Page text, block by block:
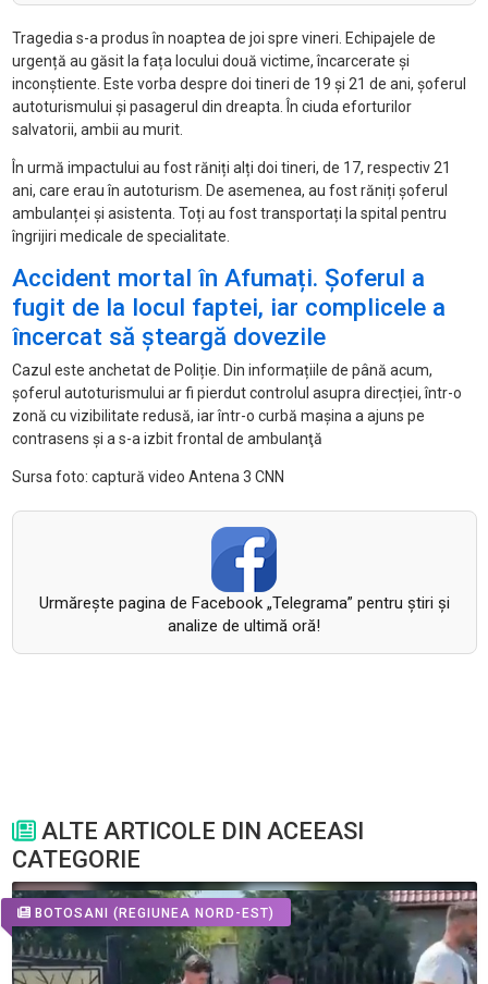
Tragedia s-a produs în noaptea de joi spre vineri. Echipajele de
urgență au găsit la fața locului două victime, încarcerate și
inconștiente. Este vorba despre doi tineri de 19 și 21 de ani, șoferul
autoturismului și pasagerul din dreapta. În ciuda eforturilor
salvatorii, ambii au murit.
În urmă impactului au fost răniți alți doi tineri, de 17, respectiv 21
ani, care erau în autoturism. De asemenea, au fost răniți șoferul
ambulanței și asistenta. Toți au fost transportați la spital pentru
îngrijiri medicale de specialitate.
Accident mortal în Afumați. Șoferul a
fugit de la locul faptei, iar complicele a
încercat să șteargă dovezile
Cazul este anchetat de Poliție. Din informațiile de până acum,
şoferul autoturismului ar fi pierdut controlul asupra direcției, într-o
zonă cu vizibilitate redusă, iar într-o curbă mașina a ajuns pe
contrasens şi a s-a izbit frontal de ambulanţă
Sursa foto: captură video Antena 3 CNN
Urmăreşte pagina de Facebook „Telegrama” pentru ştiri şi
analize de ultimă oră!
ALTE ARTICOLE DIN ACEEASI
CATEGORIE
BOTOSANI (REGIUNEA NORD-EST)